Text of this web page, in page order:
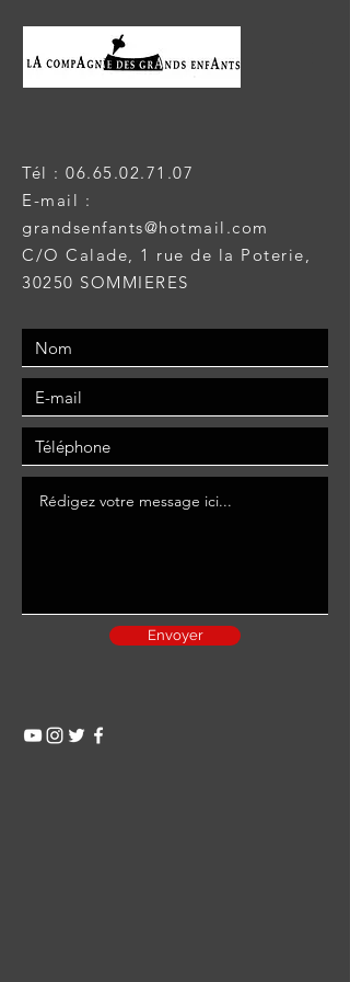
Tél : 06.65.02.71.07
E-mail :
grandsenfants@hotmail.com
C/O Calade, 1 rue de la Poterie,
30250 SOMMIERES
Envoyer